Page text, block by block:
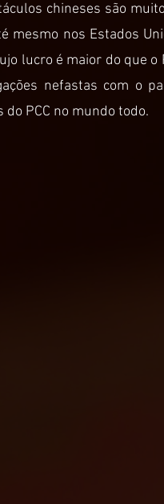
chineses são
mesmo nos Estados
lucro é maior do que
nefastas com o
do PCC no mundo todo.